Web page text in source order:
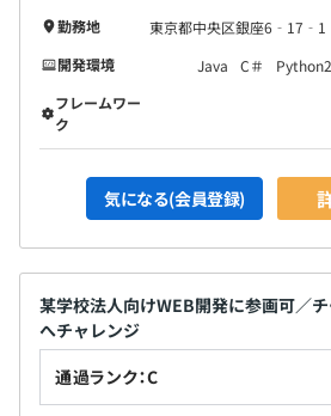
＜キャリア支援＞
資格取得支援制度…受験費用負担、
～50,000円）
・プロジェクトマネージャ試験（
・Sales Force 認定アドミニストレ
・Python エンジニア認定基礎試験
・PHP技術者認定試験上級
・Rails技術者認定試験
・ITサービスマネージャ試験
・メンタルチェック
・eラーニング
勤務地
東京都中央区銀座6‐17‐1
開発環境
Java C＃ Python2
フレームワー
ク
気になる(会員登録)
某学校法人向けWEB開発に参画可／
へチャレンジ
通過ランク：C